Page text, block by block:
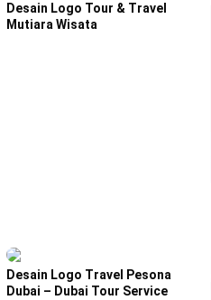
Desain Logo Tour & Travel
Mutiara Wisata
Desain Logo Travel Pesona
Dubai – Dubai Tour Service